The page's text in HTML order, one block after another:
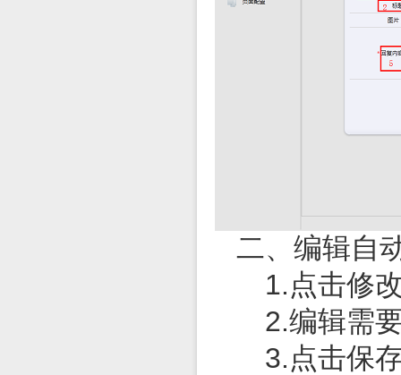
二、编辑自
1. 点击修
2.编辑需
3. 点击保